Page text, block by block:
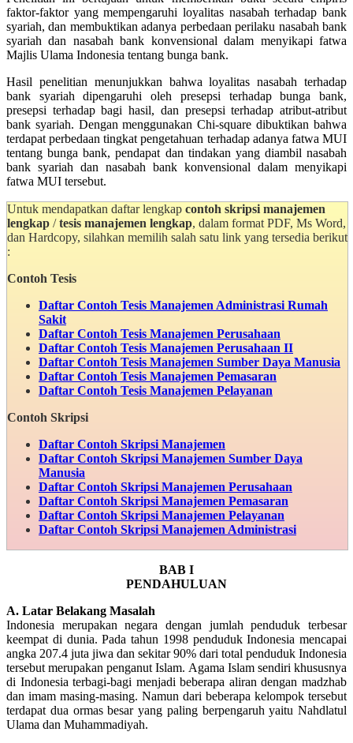
faktor-faktor yang mempengaruhi loyalitas nasabah terhadap bank
syariah, dan membuktikan adanya perbedaan perilaku nasabah bank
syariah dan nasabah bank konvensional dalam menyikapi fatwa
Majlis Ulama Indonesia tentang bunga bank.
Hasil penelitian menunjukkan bahwa loyalitas nasabah terhadap
bank syariah dipengaruhi oleh presepsi terhadap bunga bank,
presepsi terhadap bagi hasil, dan presepsi terhadap atribut-atribut
bank syariah. Dengan menggunakan Chi-square dibuktikan bahwa
terdapat perbedaan tingkat pengetahuan terhadap adanya fatwa MUI
tentang bunga bank, pendapat dan tindakan yang diambil nasabah
bank syariah dan nasabah bank konvensional dalam menyikapi
fatwa MUI tersebut.
Untuk mendapatkan daftar lengkap contoh skripsi manajemen
lengkap /tesis manajemen lengkap, dalam format PDF, Ms Word,
dan Hardcopy, silahkan memilih salah satu link yang tersedia berikut
:
Contoh Tesis
Daftar Contoh Tesis Manajemen Administrasi Rumah
Sakit
Daftar Contoh Tesis Manajemen Perusahaan
Daftar Contoh Tesis Manajemen Perusahaan II
Daftar Contoh Tesis Manajemen Sumber Daya Manusia
Daftar Contoh Tesis Manajemen Pemasaran
Daftar Contoh Tesis Manajemen Pelayanan
Contoh Skripsi
Daftar Contoh Skripsi Manajemen
Daftar Contoh Skripsi Manajemen Sumber Daya
Manusia
Daftar Contoh Skripsi Manajemen Perusahaan
Daftar Contoh Skripsi Manajemen Pemasaran
Daftar Contoh Skripsi Manajemen Pelayanan
Daftar Contoh Skripsi Manajemen Administrasi
BAB I
PENDAHULUAN
A. Latar Belakang Masalah
Indonesia merupakan negara dengan jumlah penduduk terbesar
keempat di dunia. Pada tahun 1998 penduduk Indonesia mencapai
angka 207.4 juta jiwa dan sekitar 90% dari total penduduk Indonesia
tersebut merupakan penganut Islam. Agama Islam sendiri khususnya
di Indonesia terbagi-bagi menjadi beberapa aliran dengan madzhab
dan imam masing-masing. Namun dari beberapa kelompok tersebut
terdapat dua ormas besar yang paling berpengaruh yaitu Nahdlatul
Ulama dan Muhammadiyah.